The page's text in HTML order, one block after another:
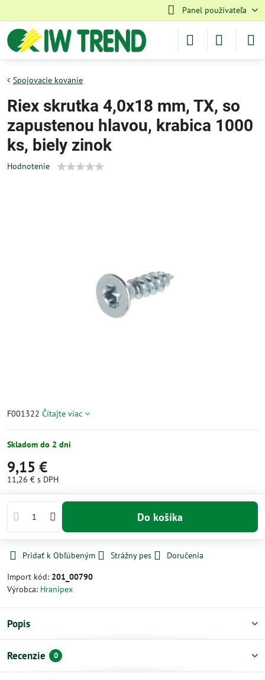
Panel používateľa
Spojovacie kovanie
Riex skrutka 4,0x18 mm, TX, so
zapustenou hlavou, krabica 1000
ks, biely zinok
Hodnotenie
F001322 Čítajte viac
Skladom do 2 dni
9,15 €
11,26 € s DPH
Do košíka
Pridať k Obľúbeným Strážny pes
Doručenia
Import kód: 201_00790
Výrobca: Hranipex
Popis
Recenzie 0